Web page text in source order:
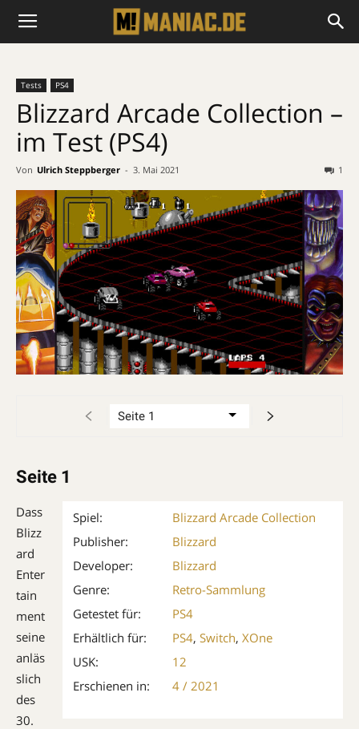
Tests PS4
Blizzard Arcade Collection –
im Test (PS4)
Von Ulrich Steppberger - 3. Mai 2021 1
Seite 1
Spiel:
Blizzard Arcade Collection
Publisher:
Blizzard
Developer:
Blizzard
Genre:
Retro-Sammlung
Getestet für:
PS4
Erhältlich für:
PS4, Switch, XOne
USK:
12
Erschienen in:
4 / 2021
Dass
Blizz
ard
Enter
tain
ment
seine
anläs
slich
des
30.